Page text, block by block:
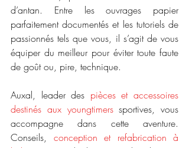
d’antan. Entre les ouvrages papier
parfaitement documentés et les tutoriels de
passionnés tels que vous, il s’agit de vous
équiper du meilleur pour éviter toute faute
de goût ou, pire, technique.
Auxal, leader des pièces et accessoires
destinés aux youngtimers sportives, vous
accompagne dans cette aventure.
Conseils, conception et refabrication à